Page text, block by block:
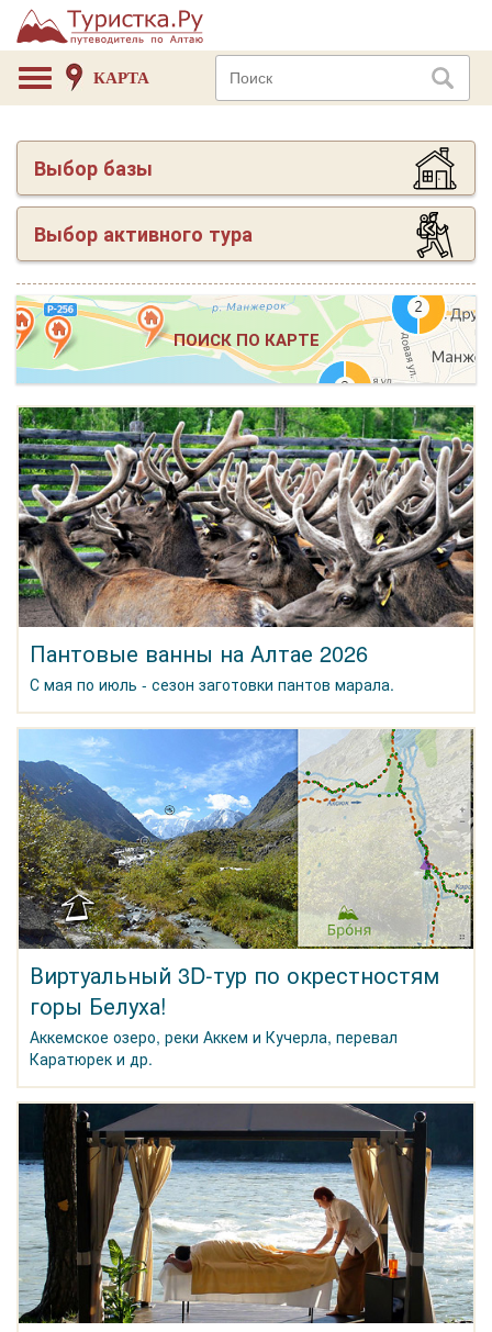
КАРТА
Выбор базы
Выбор активного тура
ПОИСК ПО КАРТЕ
Пантовые ванны на Алтае 2026
С мая по июль - сезон заготовки пантов марала.
Виртуальный 3D-тур по окрестностям
горы Белуха!
Аккемское озеро, реки Аккем и Кучерла, перевал
Каратюрек и др.